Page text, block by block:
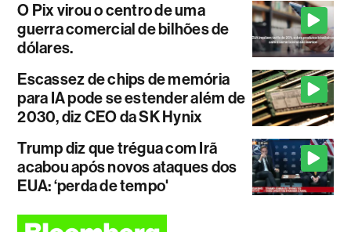
O Pix virou o centro de uma
guerra comercial de bilhões de
dólares.
Escassez de chips de memória
para IA pode se estender além de
2030, diz CEO da SK Hynix
Trump diz que trégua com Irã
acabou após novos ataques dos
EUA: ‘perda de tempo'